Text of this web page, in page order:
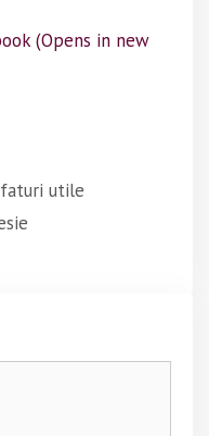
(Opens in new
utile